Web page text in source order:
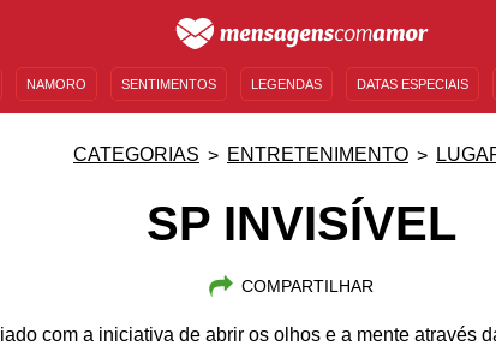
NAMORO SENTIMENTOS LEGENDAS DATAS ESPECIAIS
CATEGORIAS ENTRETENIMENTO
SP INVISÍVEL
COMPARTILHAR
com a iniciativa de abrir os olhos e a mente através